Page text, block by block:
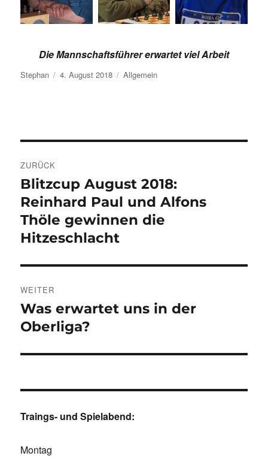
Die Mannschaftsführer erwartet viel Arbeit
Autor
Stephan Veröffentlicht
am
4. August 2018 Kategorien
Allgemein
ZURÜCK
Vorheriger
Beitrag:
Blitzcup August 2018:
Reinhard Paul und Alfons
Thöle gewinnen die
Hitzeschlacht
WEITER
Nächster
Beitrag:
Was erwartet uns in der
Oberliga?
Traings- und Spielabend:
Montag